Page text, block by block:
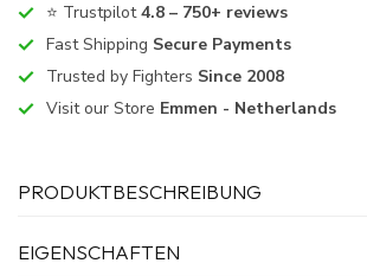
⭐ Trustpilot4.8 – 750+ reviews
Fast Shipping Secure Payments
Trusted by Fighters Since 2008
Visit our Store Emmen - Netherlands
PRODUKTBESCHREIBUNG
EIGENSCHAFTEN